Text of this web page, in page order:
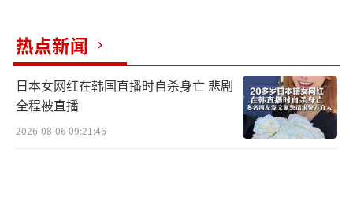
让人思考：真打下去，谁还能活得安稳？或许
这些“真实力”背后的一切，只是虚张声势罢
了。
（责任编辑：卢其龙 CM0882）
热点新闻
日本女网红在韩国直播时自杀身亡 悲剧
全程被直播
2026-08-06 09:21:46